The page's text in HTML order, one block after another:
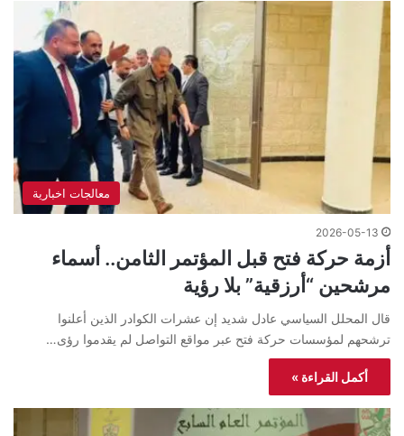
معالجات اخبارية
2026-05-13
أزمة حركة فتح قبل المؤتمر الثامن.. أسماء
مرشحين “أرزقية” بلا رؤية
قال المحلل السياسي عادل شديد إن عشرات الكوادر الذين أعلنوا
ترشحهم لمؤسسات حركة فتح عبر مواقع التواصل لم يقدموا رؤى…
أكمل القراءة »